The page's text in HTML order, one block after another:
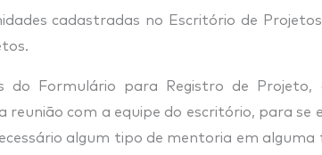
cadastradas no Escritório de
do Formulário para Registro de
com a equipe do escritório, para
algum tipo de mentoria em